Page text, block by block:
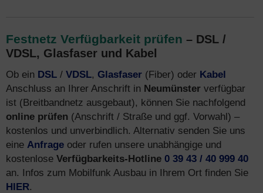
Festnetz Verfügbarkeit prüfen – DSL /
VDSL, Glasfaser und Kabel
Ob ein DSL / VDSL, Glasfaser (Fiber) oder Kabel
Anschluss an Ihrer Anschrift in Neumünster verfügbar
ist (Breitbandnetz ausgebaut), können Sie nachfolgend
online prüfen (Anschrift / Straße und ggf. Vorwahl) –
kostenlos und unverbindlich. Alternativ senden Sie uns
eine Anfrage oder rufen unsere unabhängige und
kostenlose Verfügbarkeits-Hotline 0 39 43 / 40 999 40
an. Infos zum Mobilfunk Ausbau in Ihrem Ort finden Sie
HIER.